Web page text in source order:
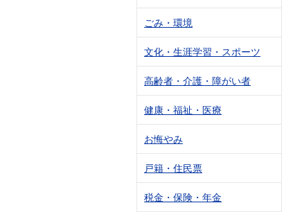
ごみ・環境
文化・生涯学習・スポーツ
高齢者・介護・障がい者
健康・福祉・医療
お悔やみ
戸籍・住民票
税金・保険・年金